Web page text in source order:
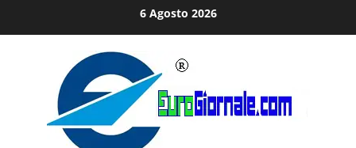
al
6 Agosto 2026